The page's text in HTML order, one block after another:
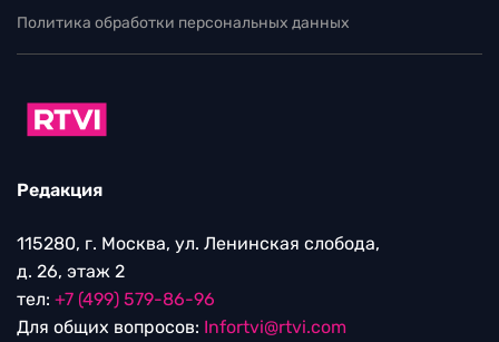
Политика обработки персональных данных
Редакция
115280, г. Москва, ул. Ленинская слобода,
д. 26, этаж 2
тел: +7 (499) 579-86-96
Для общих вопросов: Infortvi@rtvi.com